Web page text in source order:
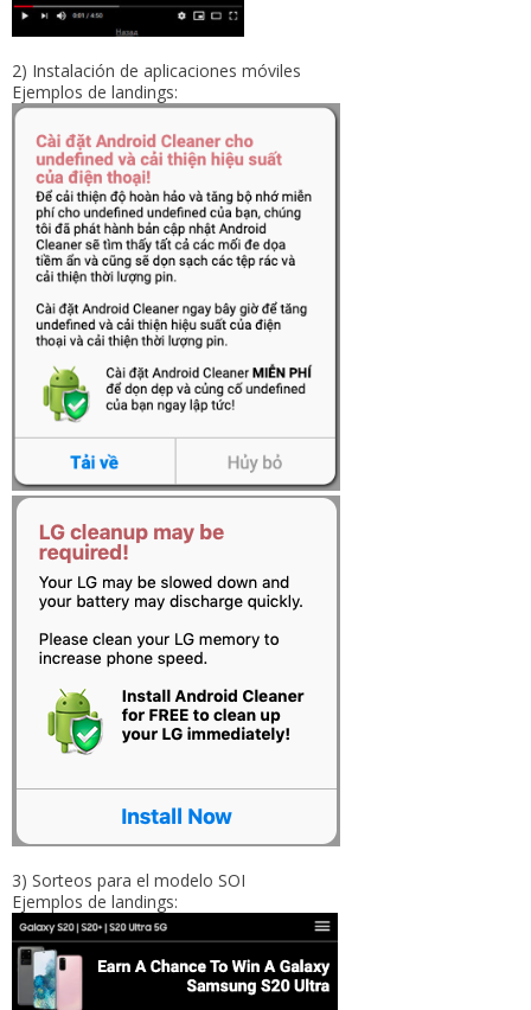
2) Instalación de aplicaciones móviles
Ejemplos de landings:
3) Sorteos para el modelo SOI
Ejemplos de landings: